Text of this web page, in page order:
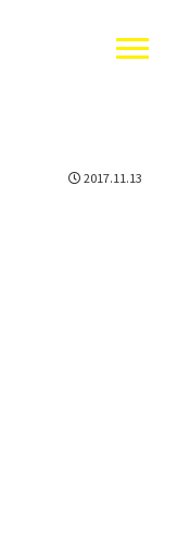
2017.11.13